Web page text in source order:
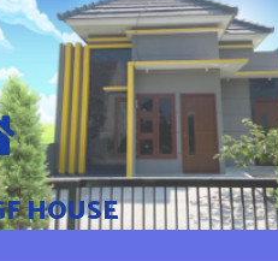
HOUSE
BGF HOUSE
Hunian Mewah Pusat Kota dengan fasilitas
Free Desain, Dapur, Parkir Mobil dengan 3
Kamar Tidur dan 2 Kamar Mandi.